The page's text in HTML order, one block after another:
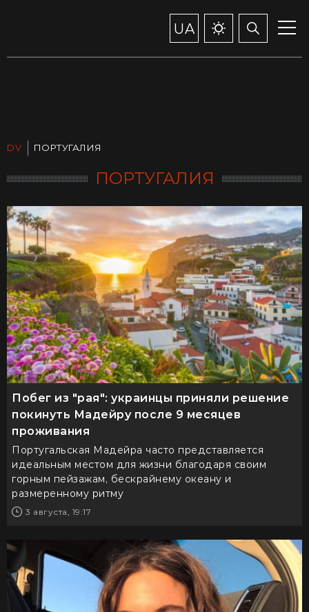
UA
DV ПОРТУГАЛИЯ
ПОРТУГАЛИЯ
Побег из "рая": украинцы приняли решение
покинуть Мадейру после 9 месяцев
проживания
Португальская Мадейра часто представляется
идеальным местом для жизни благодаря своим
горным пейзажам, бескрайнему океану и
размеренному ритму
3 августа, 19:17